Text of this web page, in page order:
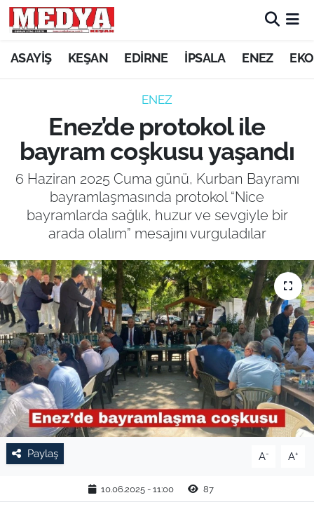
ASAYİŞ KEŞAN EDİRNE İPSALA ENEZ
ENEZ
Enez’de protokol ile
bayram coşkusu yaşandı
6 Haziran 2025 Cuma günü, Kurban Bayramı
bayramlaşmasında protokol “Nice
bayramlarda sağlık, huzur ve sevgiyle bir
arada olalım” mesajını vurguladılar
Paylaş A- A+
10.06.2025 - 11:00 87
KEŞAN
ASAYİŞ
SİYASET
GÜNDEM
EKONOMİ
SAĞLIK
EĞİTİM
TARIM VE HAYVANCILIK
KÜLTÜR SANAT
RESMİ İLAN
SPOR